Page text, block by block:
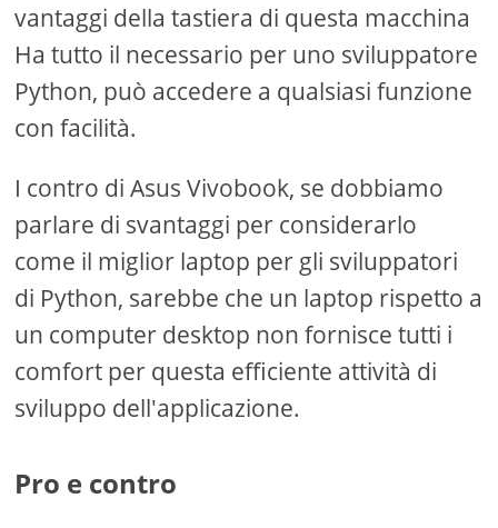
vantaggi della tastiera di questa macchina
Ha tutto il necessario per uno sviluppatore
Python, può accedere a qualsiasi funzione
con facilità.
I contro di Asus Vivobook, se dobbiamo
parlare di svantaggi per considerarlo
come il miglior laptop per gli sviluppatori
di Python, sarebbe che un laptop rispetto a
un computer desktop non fornisce tutti i
comfort per questa efficiente attività di
sviluppo dell'applicazione.
Pro e contro